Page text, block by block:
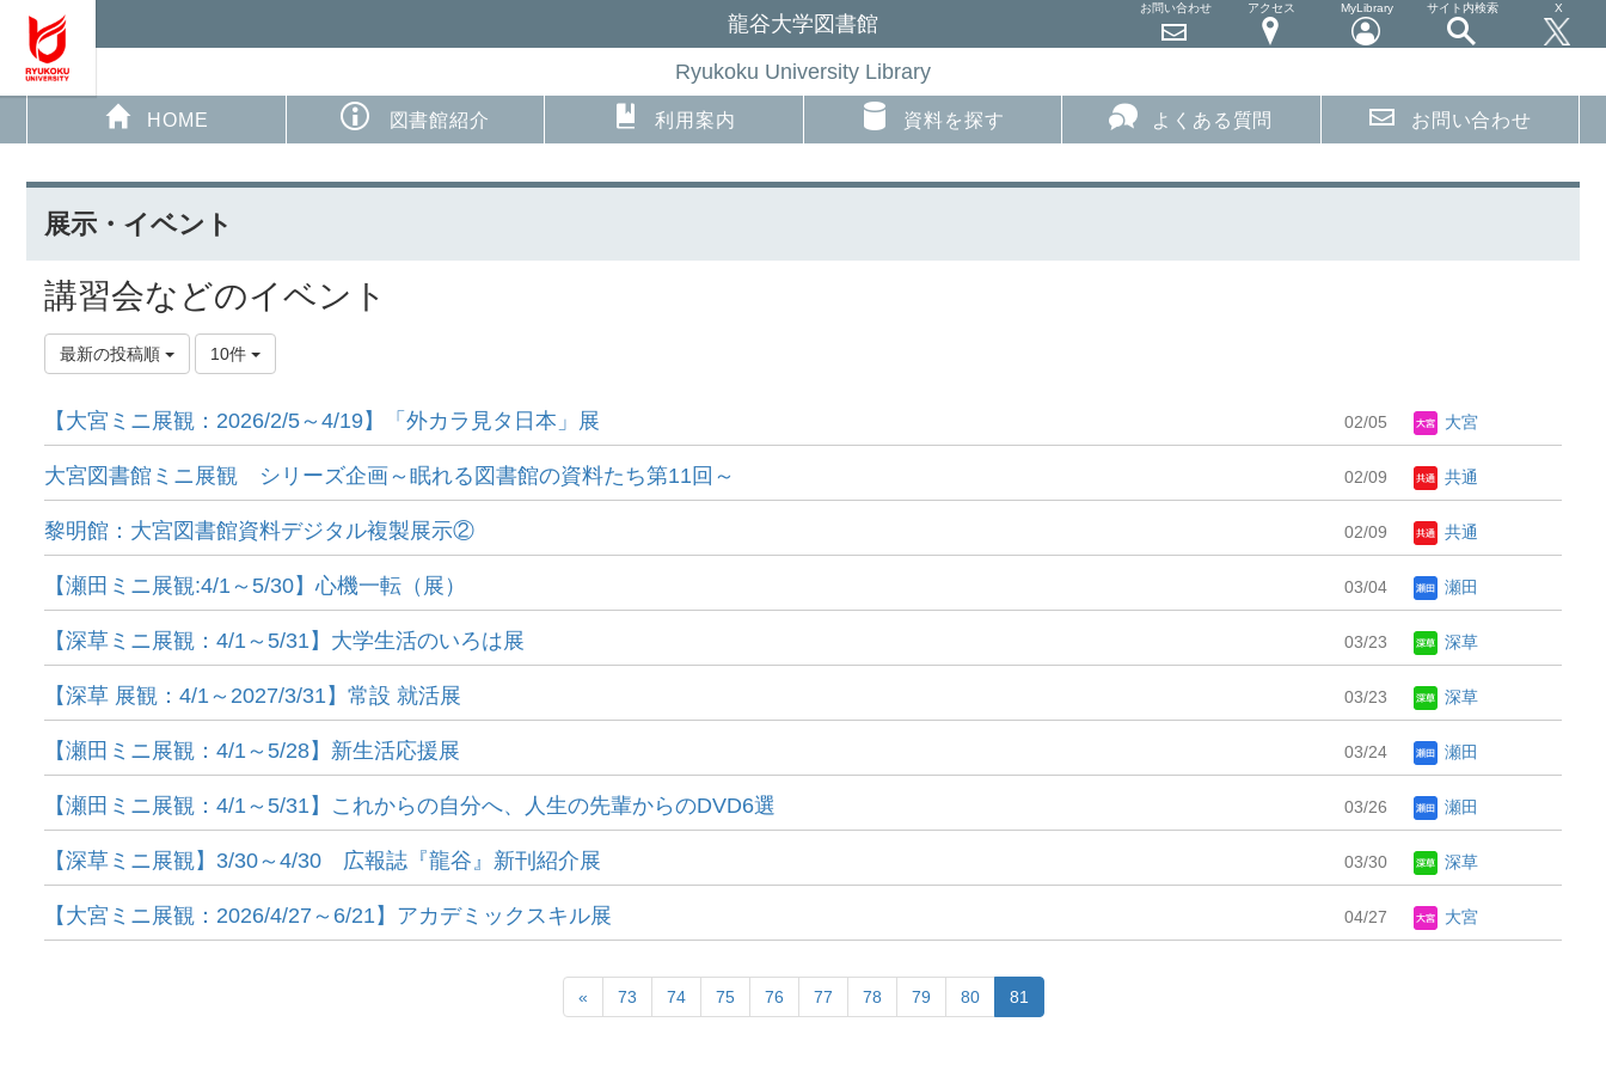
龍谷大学図書館
Ryukoku University Library
お問い合わせ アクセス MyLibrary サイト内検索 X
HOME 図書館紹介 利用案内 資料を探す よくある質問 お問い合わせ
展示・イベント
講習会などのイベント
最新の投稿順 10件
【大宮ミニ展観：2026/2/5～4/19】「外カラ見タ日本」展 02/05 大宮
大宮図書館ミニ展観 シリーズ企画～眠れる図書館の資料たち第11回～ 02/09 共通
黎明館：大宮図書館資料デジタル複製展示② 02/09 共通
【瀬田ミニ展観:4/1～5/30】心機一転（展） 03/04 瀬田
【深草ミニ展観：4/1～5/31】大学生活のいろは展 03/23 深草
【深草 展観：4/1～2027/3/31】常設 就活展 03/23 深草
【瀬田ミニ展観：4/1～5/28】新生活応援展 03/24 瀬田
【瀬田ミニ展観：4/1～5/31】これからの自分へ、人生の先輩からのDVD6選 03/26 瀬田
【深草ミニ展観】3/30～4/30 広報誌『龍谷』 新刊紹介展 03/30 深草
【大宮ミニ展観：2026/4/27～6/21】アカデミックスキル展 04/27 大宮
« 73 74 75 76 77 78 79 80 81